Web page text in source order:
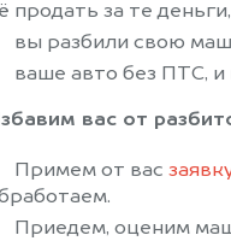
продать за те
вы разбили свою
ваше авто без ПТС, и
вас от
Примем от вас
Приедем, оценим